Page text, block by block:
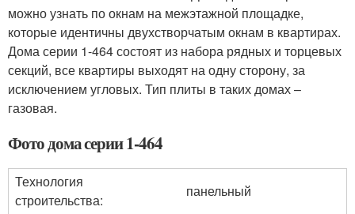
можно узнать по окнам на межэтажной площадке,
которые идентичны двухстворчатым окнам в квартирах.
Дома серии 1-464 состоят из набора рядных и торцевых
секций, все квартиры выходят на одну сторону, за
исключением угловых. Тип плиты в таких домах –
газовая.
Фото дома серии 1-464
Технология
строительства:
панельный